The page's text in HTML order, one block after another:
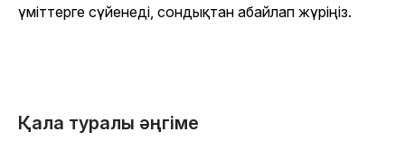
үміттерге сүйенеді, сондықтан абайлап жүріңіз.
Қала туралы әңгіме